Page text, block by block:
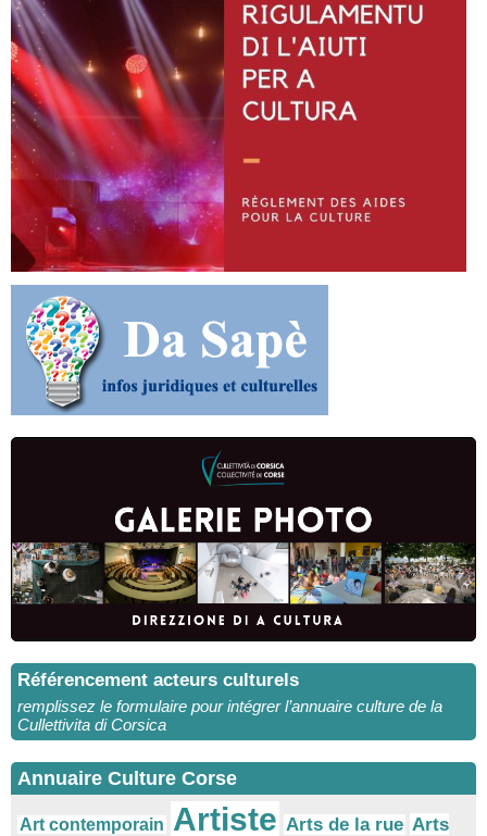
Référencement acteurs culturels
remplissez le formulaire pour intégrer l’annuaire culture de la
Cullettivita di Corsica
Annuaire Culture Corse
Art contemporain Artiste Arts de la rue Arts